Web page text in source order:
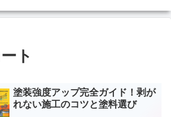
ト
塗装強度アップ完全ガイド！剥が
れない施工のコツと塗料選び